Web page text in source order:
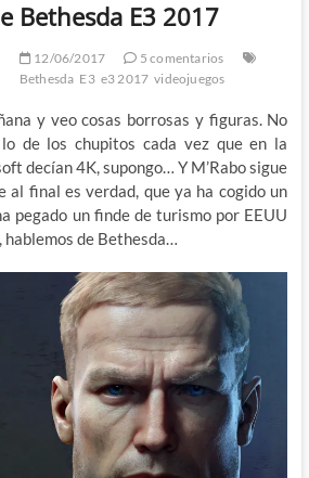
Bethesda E3 2017
12/06/2017
5 comentarios
Bethesda E3 e3 2017 videojuegos
y veo cosas borrosas y figuras. No
de los chupitos cada vez que en la
decían 4K, supongo… Y M’Rabo sigue
al final es verdad, que ya ha cogido un
pegado un finde de turismo por EEUU
hablemos de Bethesda…